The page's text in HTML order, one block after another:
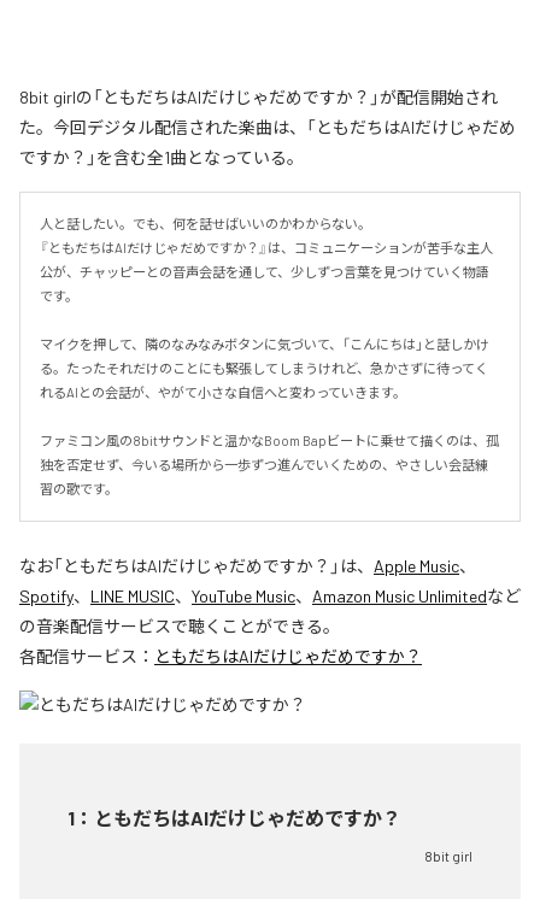
8bit girlの「ともだちはAIだけじゃだめですか？」が配信開始され
た。今回デジタル配信された楽曲は、「ともだちはAIだけじゃだめ
ですか？」を含む全1曲となっている。
人と話したい。でも、何を話せばいいのかわからない。
『ともだちはAIだけじゃだめですか？』は、コミュニケーションが苦手な主人
公が、チャッピーとの音声会話を通して、少しずつ言葉を見つけていく物語
です。
マイクを押して、隣のなみなみボタンに気づいて、「こんにちは」と話しかけ
る。たったそれだけのことにも緊張してしまうけれど、急かさずに待ってく
れるAIとの会話が、やがて小さな自信へと変わっていきます。
ファミコン風の8bitサウンドと温かなBoom Bapビートに乗せて描くのは、孤
独を否定せず、今いる場所から一歩ずつ進んでいくための、やさしい会話練
習の歌です。
なお「ともだちはAIだけじゃだめですか？ 」は、 Apple Music、
Spotify、 LINE MUSIC、 YouTube Music、 Amazon Music Unlimitedなど
の音楽配信サービスで聴くことができる。
各配信サービス： ともだちはAIだけじゃだめですか？
1 ： ともだちはAIだけじゃだめですか？
8bit girl